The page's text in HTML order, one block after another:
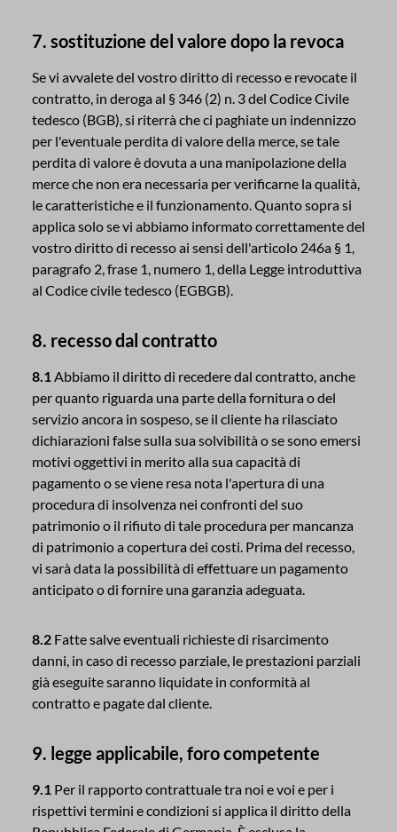
7. sostituzione del valore dopo la revoca
Se vi avvalete del vostro diritto di recesso e revocate il
contratto, in deroga al § 346 (2) n. 3 del Codice Civile
tedesco (BGB), si riterrà che ci paghiate un indennizzo
per l'eventuale perdita di valore della merce, se tale
perdita di valore è dovuta a una manipolazione della
merce che non era necessaria per verificarne la qualità,
le caratteristiche e il funzionamento. Quanto sopra si
applica solo se vi abbiamo informato correttamente del
vostro diritto di recesso ai sensi dell'articolo 246a § 1,
paragrafo 2, frase 1, numero 1, della Legge introduttiva
al Codice civile tedesco (EGBGB).
8. recesso dal contratto
8.1Abbiamo il diritto di recedere dal contratto, anche
per quanto riguarda una parte della fornitura o del
servizio ancora in sospeso, se il cliente ha rilasciato
dichiarazioni false sulla sua solvibilità o se sono emersi
motivi oggettivi in merito alla sua capacità di
pagamento o se viene resa nota l'apertura di una
procedura di insolvenza nei confronti del suo
patrimonio o il rifiuto di tale procedura per mancanza
di patrimonio a copertura dei costi. Prima del recesso,
vi sarà data la possibilità di effettuare un pagamento
anticipato o di fornire una garanzia adeguata.
8.2 Fatte salve eventuali richieste di risarcimento
danni, in caso di recesso parziale, le prestazioni parziali
già eseguite saranno liquidate in conformità al
contratto e pagate dal cliente.
9. legge applicabile, foro competente
9.1 Per il rapporto contrattuale tra noi e voi e per i
rispettivi termini e condizioni si applica il diritto della